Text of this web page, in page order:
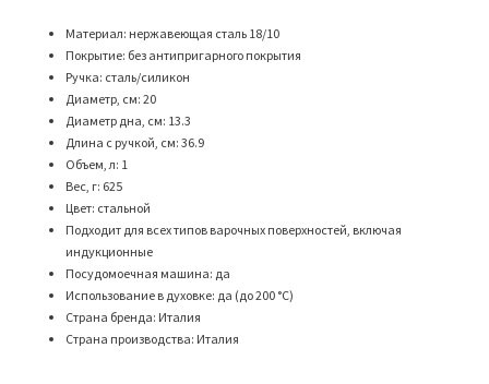
Материал: нержавеющая сталь 18/10
Покрытие: без антипригарного покрытия
Ручка: сталь/силикон
Диаметр, см: 20
Диаметр дна, см: 13.3
Длина с ручкой, см: 36.9
Объем, л: 1
Вес, г: 625
Цвет: стальной
Подходит для всех типов варочных поверхностей, включая
индукционные
Посудомоечная машина: да
Использование в духовке: да (до 200 °C)
Страна бренда: Италия
Страна производства: Италия